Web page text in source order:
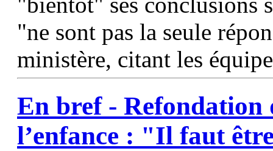
"ne sont pas la seule
ministère, citant les
En bref - Refondation
l’enfance : "Il faut